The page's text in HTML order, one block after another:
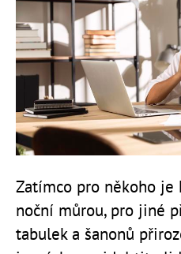
Zatímco pro někoho je
noční můrou, pro jiné
tabulek a šanonů